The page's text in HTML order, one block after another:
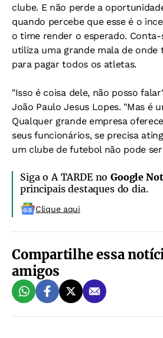
clube. E não perde a
quando percebe que esse é o
o time render o esperado.
utiliza uma grande mala de onde
para pagar todos os atletas.
"Isso é coisa dele, não posso
João Paulo Jesus Lopes. "Mas é
Qualquer grande empresa
seus funcionários, se precisa
um clube de futebol não pode
Siga o A TARDE noGoogle
principais destaques do dia.
Clique aqui
Compartilhe essa
amigos